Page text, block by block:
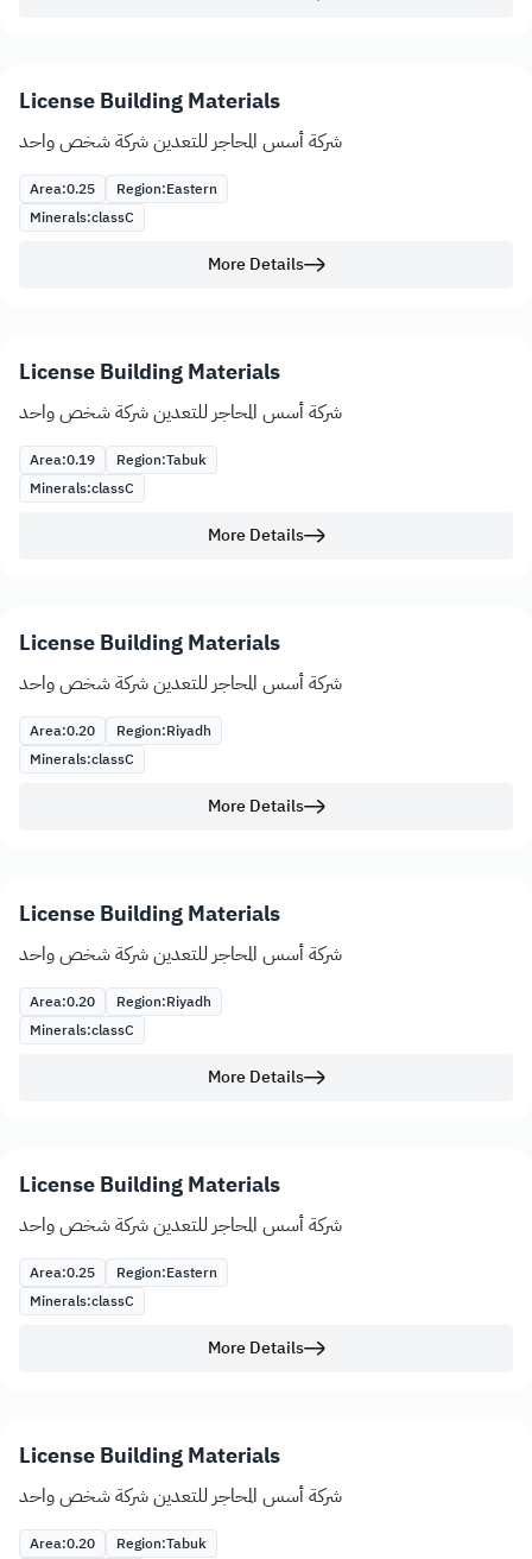
License Building Materials
شركة أسس المحاجر للتعدين شركة شخص واحد
Area:0.25 Region:Eastern
Minerals:classC
More Details
License Building Materials
شركة أسس المحاجر للتعدين شركة شخص واحد
Area:0.19 Region:Tabuk
Minerals:classC
More Details
License Building Materials
شركة أسس المحاجر للتعدين شركة شخص واحد
Area:0.20 Region:Riyadh
Minerals:classC
More Details
License Building Materials
شركة أسس المحاجر للتعدين شركة شخص واحد
Area:0.20 Region:Riyadh
Minerals:classC
More Details
License Building Materials
شركة أسس المحاجر للتعدين شركة شخص واحد
Area:0.25 Region:Eastern
Minerals:classC
More Details
License Building Materials
شركة أسس المحاجر للتعدين شركة شخص واحد
Area:0.20 Region:Tabuk